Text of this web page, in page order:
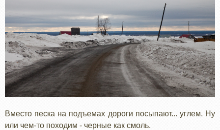
Вместо песка на подъемах дороги посыпают... углем. Ну
или чем-то походим - черные как смоль.